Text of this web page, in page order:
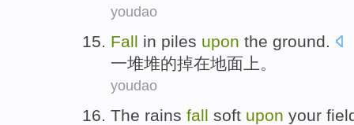
youdao
Fall in piles upon the ground.
一堆堆的掉在地面 上。
youdao
The rains fall soft upon your